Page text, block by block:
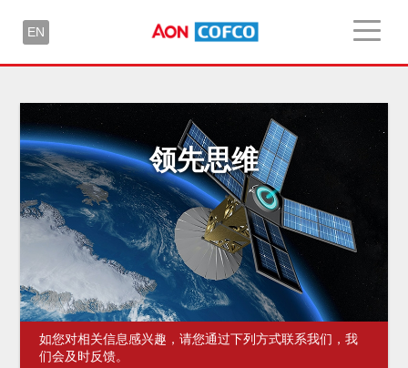
EN
领先思维
如您对相关信息感兴趣，请您通过下列方式联系我们，我
们会及时反馈。